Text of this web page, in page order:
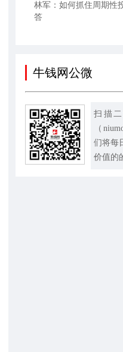
林军：如何抓住周期性
答
牛钱网公微
扫描
（
们将每
价值的